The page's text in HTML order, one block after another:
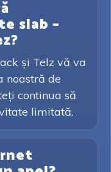
slab –
și Telz vă va
noastră de
continua să
limitată.